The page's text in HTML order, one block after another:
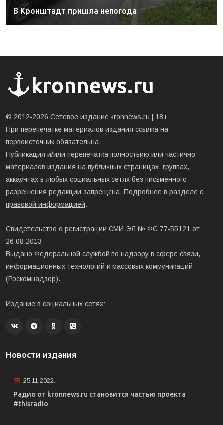
В Кронштадт пришла непогода
© 2012-2026 Сетевое издание kronnews.ru | 18+
При перепечатке материалов издания ссылка на
первоисточник обязательна.
Публикация и/или перепечатка полностьию или частично
материалов издания на публичных страницах, группах,
аккаунтах в любых социальных сетях без письменного
разрешения редакции запрещена. Подробнее в разделе с
правовой информацией.
Свидетельство о регистрации СМИ ЭЛ № ФС 77-55121 от
26.08.2013
Выдано Федеральной службой по надзору в сфере связи,
информационных технологий и массовых коммуникаций
(Роскомнадзор).
Издание в социальных сетях:
Новости издания
25.11.2022.
Радио от kronnews.ru становится частью проекта
#thisradio